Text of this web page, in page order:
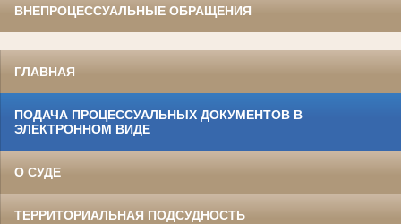
ВНЕПРОЦЕССУАЛЬНЫЕ ОБРАЩЕНИЯ
ГЛАВНАЯ
ПОДАЧА ПРОЦЕССУАЛЬНЫХ ДОКУМЕНТОВ В
ЭЛЕКТРОННОМ ВИДЕ
О СУДЕ
ТЕРРИТОРИАЛЬНАЯ ПОДСУДНОСТЬ